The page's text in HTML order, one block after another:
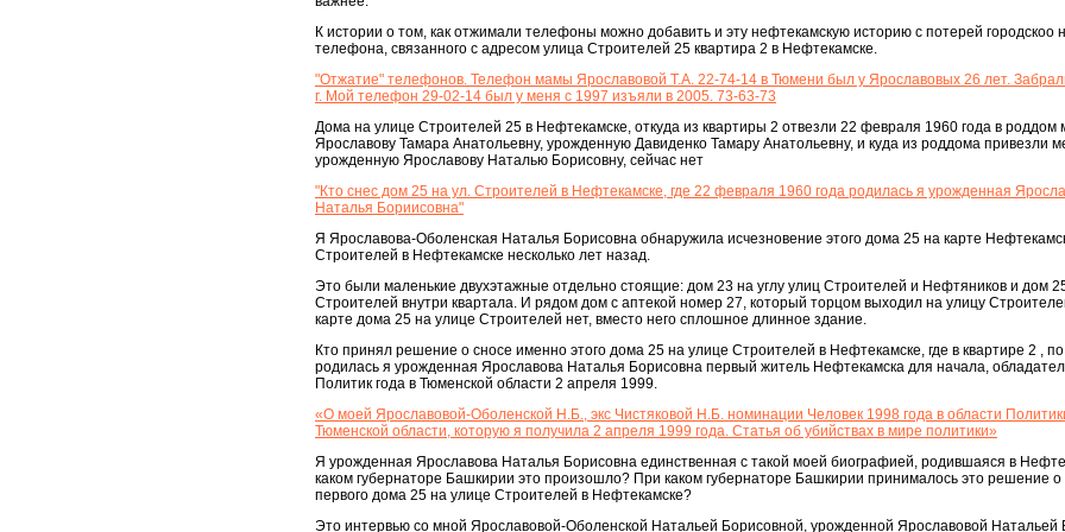
К истории о том, как отжимали телефоны можно добавить и эту нефтекамскую историю с потерей городскоо
телефона, связанного с адресом улица Строителей 25 квартира 2 в Нефтекамске.
"Отжатие" телефонов. Телефон мамы Ярославовой Т.А. 22-74-14 в Тюмени был у Ярославовых 26 лет.
г. Мой телефон 29-02-14 был у меня с 1997 изъяли в 2005. 73-63-73
Дома на улице Строителей 25 в Нефтекамске, откуда из квартиры 2 отвезли 22 февраля 1960 года в
Ярославову Тамара Анатольевну, урожденную Давиденко Тамару Анатольевну, и куда из роддома привезли
урожденную Ярославову Наталью Борисовну, сейчас нет
"Кто снес дом 25 на ул. Строителей в Нефтекамске, где 22 февраля 1960 года родилась я урожденная
Наталья Бориисовна"
Я Ярославова-Оболенская Наталья Борисовна обнаружила исчезновение этого дома 25 на карте
Строителей в Нефтекамске несколько лет назад.
Это были маленькие двухэтажные отдельно стоящие: дом 23 на углу улиц Строителей и Нефтяников и дом
Строителей внутри квартала. И рядом дом с аптекой номер 27, который торцом выходил на улицу
карте дома 25 на улице Строителей нет, вместо него сплошное длинное здание.
Кто принял решение о сносе именно этого дома 25 на улице Строителей в Нефтекамске, где в квартире 2 , по
родилась я урожденная Ярославова Наталья Борисовна первый житель Нефтекамска для начала,
Политик года в Тюменской области 2 апреля 1999.
«О моей Ярославовой-Оболенской Н.Б., экс Чистяковой Н.Б. номинации Человек 1998 года в области
Тюменской области, которую я получила 2 апреля 1999 года. Статья об убийствах в мире политики»
Я урожденная Ярославова Наталья Борисовна единственная с такой моей биографией, родившаяся в
каком губернаторе Башкирии это произошло? При каком губернаторе Башкирии принималось это решение о
первого дома 25 на улице Строителей в Нефтекамске?
Это интервью со мной Ярославовой-Оболенской Натальей Борисовной, урожденной Ярославовой Натальей